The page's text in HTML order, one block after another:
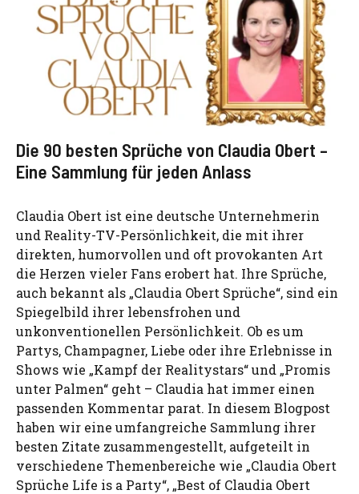
Die 90 besten Sprüche von Claudia Obert –
Eine Sammlung für jeden Anlass
Claudia Obert ist eine deutsche Unternehmerin
und Reality-TV-Persönlichkeit, die mit ihrer
direkten, humorvollen und oft provokanten Art
die Herzen vieler Fans erobert hat. Ihre Sprüche,
auch bekannt als „Claudia Obert Sprüche“, sind ein
Spiegelbild ihrer lebensfrohen und
unkonventionellen Persönlichkeit. Ob es um
Partys, Champagner, Liebe oder ihre Erlebnisse in
Shows wie „Kampf der Realitystars“ und „Promis
unter Palmen“ geht – Claudia hat immer einen
passenden Kommentar parat. In diesem Blogpost
haben wir eine umfangreiche Sammlung ihrer
besten Zitate zusammengestellt, aufgeteilt in
verschiedene Themenbereiche wie „Claudia Obert
Sprüche Life is a Party“, „Best of Claudia Obert